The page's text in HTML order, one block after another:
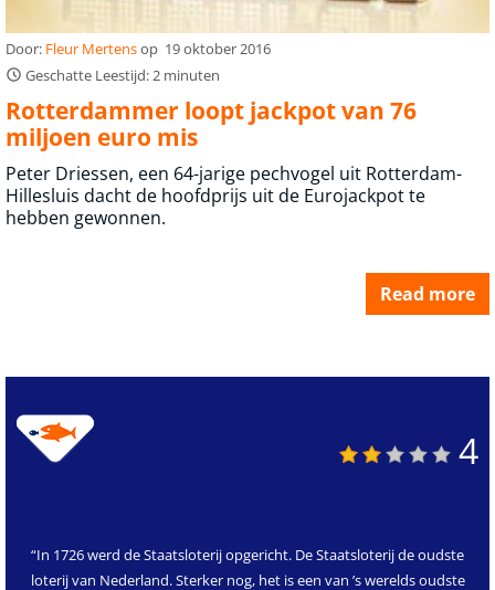
Door: Fleur Mertensop 19 oktober 2016
Geschatte Leestijd: 2 minuten
Rotterdammer loopt jackpot van 76
miljoen euro mis
Peter Driessen, een 64-jarige pechvogel uit Rotterdam-
Hillesluis dacht de hoofdprijs uit de Eurojackpot te
hebben gewonnen.
Read more
4
“In 1726 werd de Staatsloterij opgericht. De Staatsloterij de oudste
loterij van Nederland. Sterker nog, het is een van ’s werelds oudste